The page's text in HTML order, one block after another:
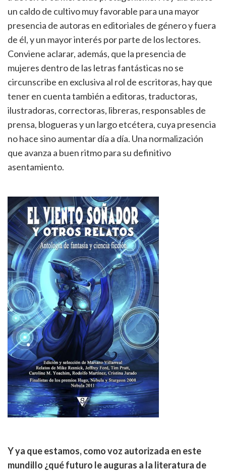
un caldo de cultivo muy favorable para una mayor
presencia de autoras en editoriales de género y fuera
de él, y un mayor interés por parte de los lectores.
Conviene aclarar, además, que la presencia de
mujeres dentro de las letras fantásticas no se
circunscribe en exclusiva al rol de escritoras, hay que
tener en cuenta también a editoras, traductoras,
ilustradoras, correctoras, libreras, responsables de
prensa, blogueras y un largo etcétera, cuya presencia
no hace sino aumentar día a día. Una normalización
que avanza a buen ritmo para su definitivo
asentamiento.
Y ya que estamos, como voz autorizada en este
mundillo ¿qué futuro le auguras a la literatura de